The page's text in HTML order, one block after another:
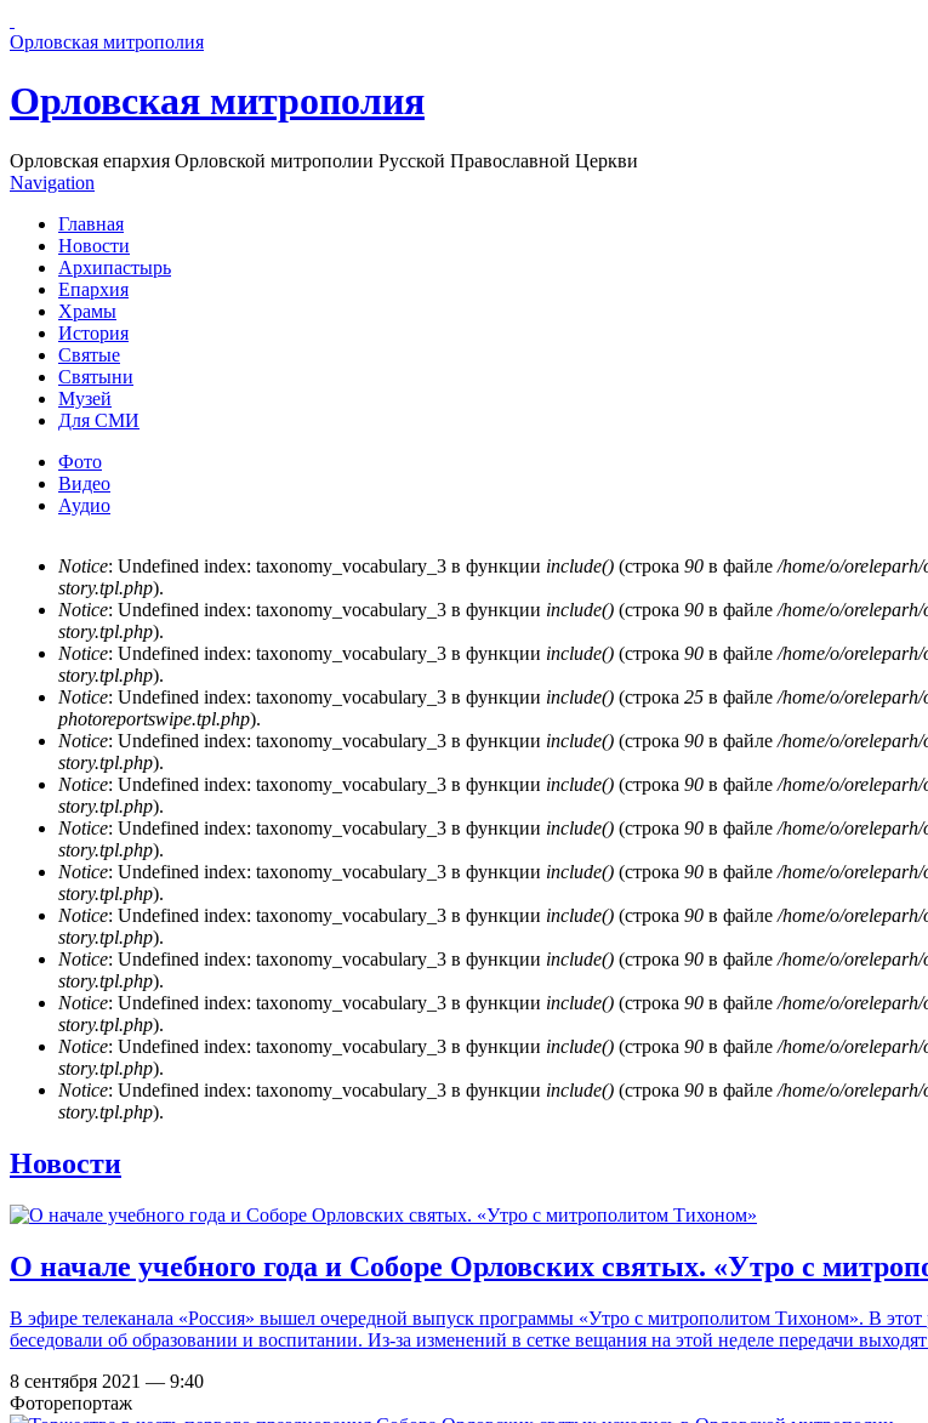
Орловская митрополия
Орловская митрополия
Орловская епархия Орловской митрополии Русской Православной Церкви
Navigation
Главная
Новости
Архипастырь
Епархия
Храмы
История
Святые
Святыни
Музей
Для СМИ
Фото
Видео
Аудио
Сообщение об ошибке
Notice: Undefined index: taxonomy_vocabulary_3 в функции include() (строка 90 в файле /home/o/
story.tpl.php).
Notice: Undefined index: taxonomy_vocabulary_3 в функции include() (строка 90 в файле /home/o/
story.tpl.php).
Notice: Undefined index: taxonomy_vocabulary_3 в функции include() (строка 90 в файле /home/o/
story.tpl.php).
Notice: Undefined index: taxonomy_vocabulary_3 в функции include() (строка 25 в файле /home/o/
photoreportswipe.tpl.php).
Notice: Undefined index: taxonomy_vocabulary_3 в функции include() (строка 90 в файле /home/o/
story.tpl.php).
Notice: Undefined index: taxonomy_vocabulary_3 в функции include() (строка 90 в файле /home/o/
story.tpl.php).
Notice: Undefined index: taxonomy_vocabulary_3 в функции include() (строка 90 в файле /home/o/
story.tpl.php).
Notice: Undefined index: taxonomy_vocabulary_3 в функции include() (строка 90 в файле /home/o/
story.tpl.php).
Notice: Undefined index: taxonomy_vocabulary_3 в функции include() (строка 90 в файле /home/o/
story.tpl.php).
Notice: Undefined index: taxonomy_vocabulary_3 в функции include() (строка 90 в файле /home/o/
story.tpl.php).
Notice: Undefined index: taxonomy_vocabulary_3 в функции include() (строка 90 в файле /home/o/
story.tpl.php).
Notice: Undefined index: taxonomy_vocabulary_3 в функции include() (строка 90 в файле /home/o/
story.tpl.php).
Notice: Undefined index: taxonomy_vocabulary_3 в функции include() (строка 90 в файле /home/o/
story.tpl.php).
Новости
О начале учебного года и Соборе Орловских святых. «Утро с
В эфире телеканала «Россия» вышел очередной выпуск программы «Утро с митрополитом Тихоном». В
беседовали об образовании и воспитании. Из-за изменений в сетке вещания на этой неделе передачи
8 сентября 2021 — 9:40
Фоторепортаж